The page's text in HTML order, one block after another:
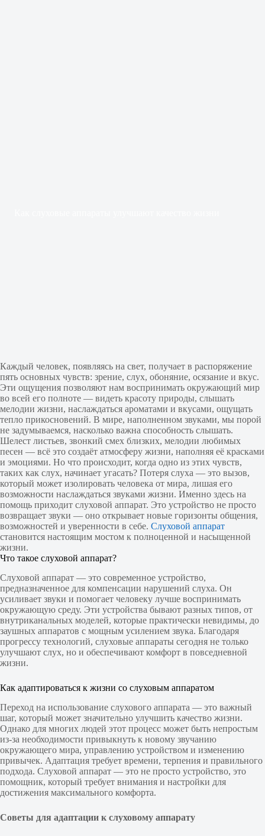
Каждый человек, появляясь на свет, получает в распоряжение
пять основных чувств: зрение, слух, обоняние, осязание и вкус.
Эти ощущения позволяют нам воспринимать окружающий мир
во всей его полноте — видеть красоту природы, слышать
мелодии жизни, наслаждаться ароматами и вкусами, ощущать
тепло прикосновений. В мире, наполненном звуками, мы порой
не задумываемся, насколько важна способность слышать.
Шелест листьев, звонкий смех близких, мелодии любимых
песен — всё это создаёт атмосферу жизни, наполняя её красками
и эмоциями. Но что происходит, когда одно из этих чувств,
таких как слух, начинает угасать? Потеря слуха — это вызов,
который может изолировать человека от мира, лишая его
возможности наслаждаться звуками жизни. Именно здесь на
помощь приходит слуховой аппарат. Это устройство не просто
возвращает звуки — оно открывает новые горизонты общения,
возможностей и уверенности в себе. Слуховой аппарат
становится настоящим мостом к полноценной и насыщенной
жизни.
Что такое слуховой аппарат?
Слуховой аппарат — это современное устройство,
предназначенное для компенсации нарушений слуха. Он
усиливает звуки и помогает человеку лучше воспринимать
окружающую среду. Эти устройства бывают разных типов, от
внутриканальных моделей, которые практически невидимы, до
заушных аппаратов с мощным усилением звука. Благодаря
прогрессу технологий, слуховые аппараты сегодня не только
улучшают слух, но и обеспечивают комфорт в повседневной
жизни.
Как адаптироваться к жизни со слуховым аппаратом
Переход на использование слухового аппарата — это важный
шаг, который может значительно улучшить качество жизни.
Однако для многих людей этот процесс может быть непростым
из-за необходимости привыкнуть к новому звучанию
окружающего мира, управлению устройством и изменению
привычек. Адаптация требует времени, терпения и правильного
подхода. Слуховой аппарат — это не просто устройство, это
помощник, который требует внимания и настройки для
достижения максимального комфорта.
Советы для адаптации к слуховому аппарату